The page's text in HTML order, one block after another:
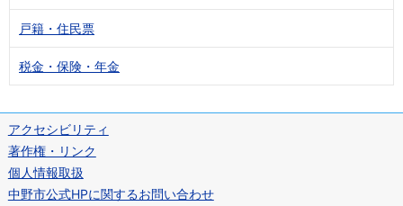
戸籍・住民票
税金・保険・年金
アクセシビリティ
著作権・リンク
個人情報取扱
中野市公式HPに関するお問い合わせ